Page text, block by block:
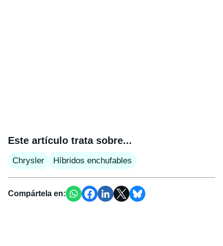
Este artículo trata sobre...
Chrysler Híbridos enchufables
Compártela en: